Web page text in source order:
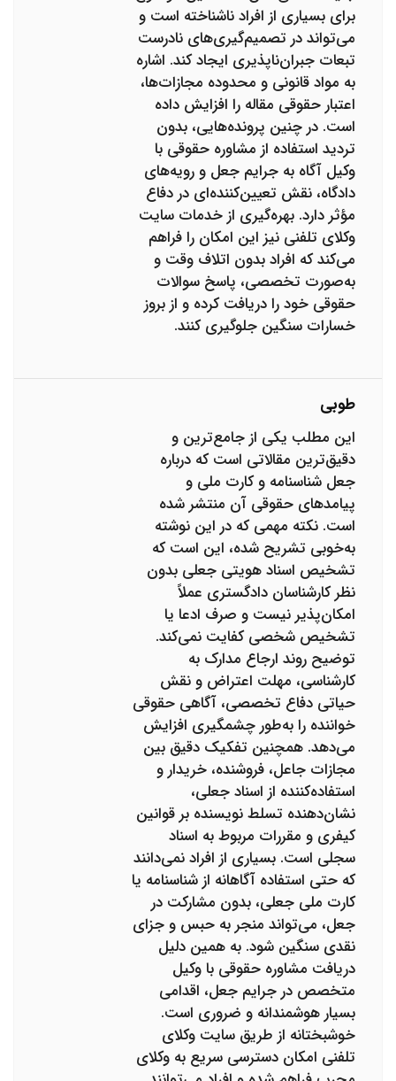
برای بسیاری از افراد ناشناخته است و
می‌تواند در تصمیم‌گیری‌های نادرست
تبعات جبران‌ناپذیری ایجاد کند. اشاره
به مواد قانونی و محدوده مجازات‌ها،
اعتبار حقوقی مقاله را افزایش داده
است. در چنین پرونده‌هایی، بدون
تردید استفاده از مشاوره حقوقی با
وکیل آگاه به جرایم جعل و رویه‌های
دادگاه، نقش تعیین‌کننده‌ای در دفاع
مؤثر دارد. بهره‌گیری از خدمات سایت
وکلای تلفنی نیز این امکان را فراهم
می‌کند که افراد بدون اتلاف وقت و
به‌صورت تخصصی، پاسخ سوالات
حقوقی خود را دریافت کرده و از بروز
خسارات سنگین جلوگیری کنند.
طوبی
این مطلب یکی از جامع‌ترین و
دقیق‌ترین مقالاتی است که درباره
جعل شناسنامه و کارت ملی و
پیامدهای حقوقی آن منتشر شده
است. نکته مهمی که در این نوشته
به‌خوبی تشریح شده، این است که
تشخیص اسناد هویتی جعلی بدون
نظر کارشناسان دادگستری عملاً
امکان‌پذیر نیست و صرف ادعا یا
تشخیص شخصی کفایت نمی‌کند.
توضیح روند ارجاع مدارک به
کارشناسی، مهلت اعتراض و نقش
حیاتی دفاع تخصصی، آگاهی حقوقی
خواننده را به‌طور چشمگیری افزایش
می‌دهد. همچنین تفکیک دقیق بین
مجازات جاعل، فروشنده، خریدار و
استفاده‌کننده از اسناد جعلی،
نشان‌دهنده تسلط نویسنده بر قوانین
کیفری و مقررات مربوط به اسناد
سجلی است. بسیاری از افراد نمی‌دانند
که حتی استفاده آگاهانه از شناسنامه یا
کارت ملی جعلی، بدون مشارکت در
جعل، می‌تواند منجر به حبس و جزای
نقدی سنگین شود. به همین دلیل
دریافت مشاوره حقوقی با وکیل
متخصص در جرایم جعل، اقدامی
بسیار هوشمندانه و ضروری است.
خوشبختانه از طریق سایت وکلای
تلفنی امکان دسترسی سریع به وکلای